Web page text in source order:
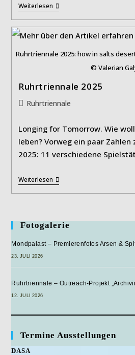
WeiterlesenRuhrtriennale
Geht
In
Die
Zweite
Ruhrtriennale 2025: how in salts
© Valerian
Ruhrtriennale 2025
Beitrags-
Ruhrtriennale
Longing for Tomorrow. Wie
leben? Vorweg ein paar Zahlen
2025: 11 verschiedene
WeiterlesenRuhrtriennale
2025
Fotogalerie
Mondpalast – Premierenfotos Arsen &
23. JULI 2026
Ruhrtriennale – Outreach-Projekt
12. JULI 2026
Termine Ausstellungen
DASA